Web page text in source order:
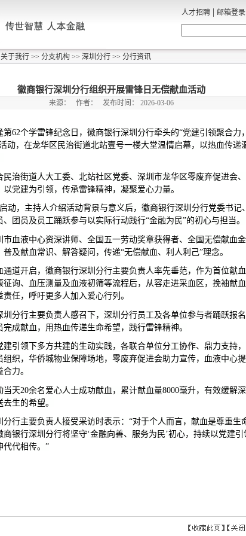
人才招聘 | 邮箱登录
关于我行 >> 分支机构 >> 深圳分行 >> 分行资讯
徽商银行深圳分行组织开展雷锋日无偿献血活动
来源： 作者： 发布时间： 2026-03-06